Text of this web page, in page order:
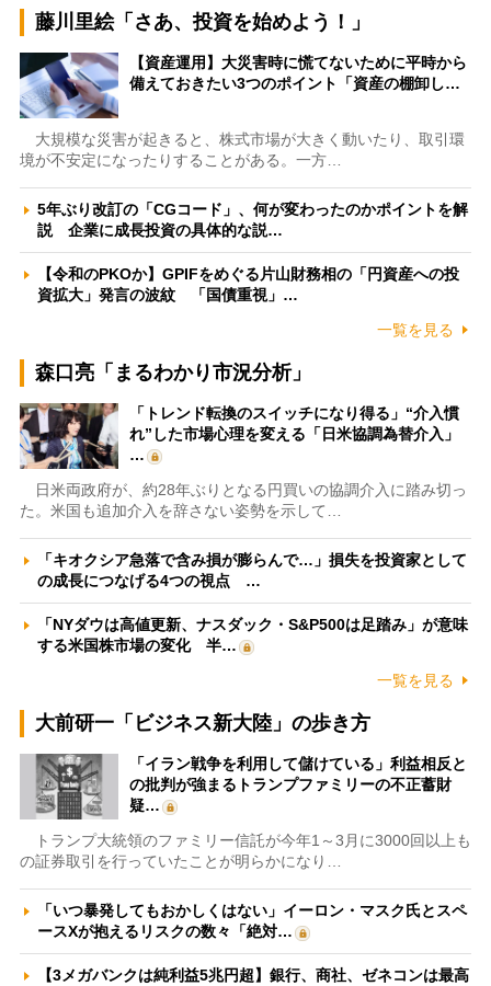
藤川里絵「さあ、投資を始めよう！」
【資産運用】大災害時に慌てないために平時から
備えておきたい3つのポイント「資産の棚卸し…
大規模な災害が起きると、株式市場が大きく動いたり、取引環
境が不安定になったりすることがある。一方…
5年ぶり改訂の「CGコード」、何が変わったのかポイントを解
説 企業に成長投資の具体的な説…
【令和のPKOか】GPIFをめぐる片山財務相の「円資産への投
資拡大」発言の波紋 「国債重視」…
一覧を見る
森口亮「まるわかり市況分析」
「トレンド転換のスイッチになり得る」“介入慣
れ”した市場心理を変える「日米協調為替介入」
…
日米両政府が、約28年ぶりとなる円買いの協調介入に踏み切っ
た。米国も追加介入を辞さない姿勢を示して…
「キオクシア急落で含み損が膨らんで…」損失を投資家として
の成長につなげる4つの視点 …
「NYダウは高値更新、ナスダック・S&P500は足踏み」が意味
する米国株市場の変化 半…
一覧を見る
大前研一「ビジネス新大陸」の歩き方
「イラン戦争を利用して儲けている」利益相反と
の批判が強まるトランプファミリーの不正蓄財
疑…
トランプ大統領のファミリー信託が今年1～3月に3000回以上も
の証券取引を行っていたことが明らかになり…
「いつ暴発してもおかしくはない」イーロン・マスク氏とスペ
ースXが抱えるリスクの数々「絶対…
【3メガバンクは純利益5兆円超】銀行、商社、ゼネコンは最高